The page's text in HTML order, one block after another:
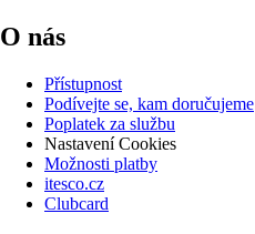
O nás
Přístupnost
Podívejte se, kam doručujeme
Poplatek za službu
Nastavení Cookies
Možnosti platby
itesco.cz
Clubcard